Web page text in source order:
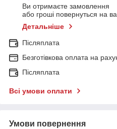
Ви отримаєте замовлення
або гроші повернуться на
Детальніше
Післяплата
Безготівкова оплата на
Післяплата
Всі умови оплати
Умови повернення